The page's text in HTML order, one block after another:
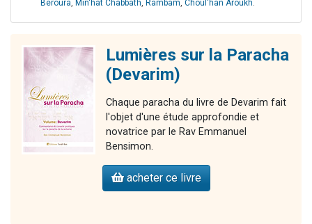
Beroura, Min'hat Chabbath, Rambam, Choul'han Aroukh.
Lumières sur la Paracha
(Devarim)
Chaque paracha du livre de Devarim fait
l'objet d'une étude approfondie et
novatrice par le Rav Emmanuel
Bensimon.
acheter ce livre